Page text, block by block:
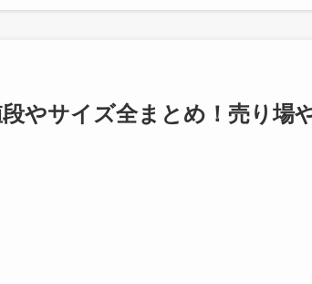
段やサイズ全まとめ！売り場